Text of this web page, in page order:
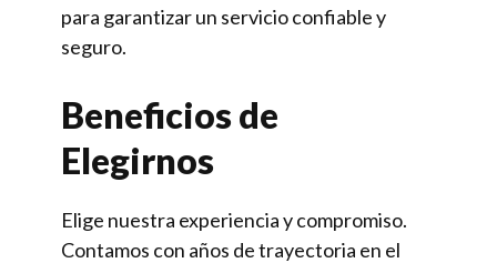
para garantizar un servicio confiable y
seguro.
Beneficios de
Elegirnos
Elige nuestra experiencia y compromiso.
Contamos con años de trayectoria en el